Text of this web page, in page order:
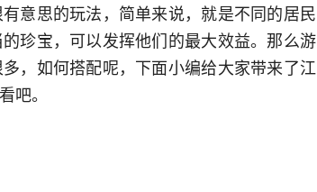
意思的玩法，简单来说，就是不同的居民
珍宝，可以发挥他们的最大效益。那么游
，如何搭配呢，下面小编给大家带来了江
吧。